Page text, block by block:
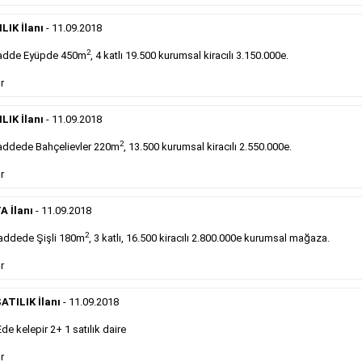
Devrenkiralık maltepede çayocağı....
Devamını Gör
takip ederek farklı ilan türleri hakkında detaylara ulaşabilir, ilan
Sarı sayfa ilanlar alım- satım, duyuru, mini reklam
İlanı - 11.09.2018
Eyüpde 450m2, 4 katlı 19.500 kurumsal kiracılı 3.150.000e.
İlanı - 11.09.2018
Bahçelievler 220m2, 13.500 kurumsal kiracılı 2.550.000e.
İlanı - 11.09.2018
Şişli 180m2, 3 katlı, 16.500 kiracılı 2.800.000e kurumsal mağaza.
İlanı - 11.09.2018
kelepir 2+ 1 satılık daire